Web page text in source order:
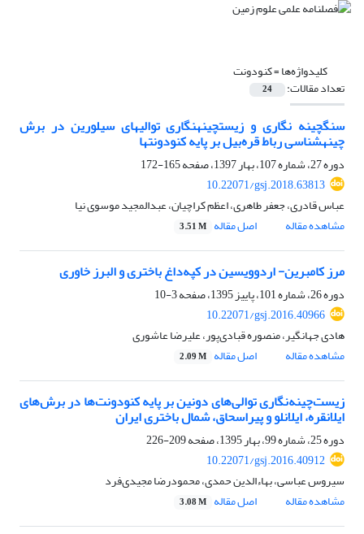
کلیدواژه‌ها =کنودونت
تعداد مقالات: 24
سنگ‎چینه‏ نگاری و زیست‎چینه‎نگاری توالی‎های سیلورین در برش
چینه‎شناسی رباط قره‌بیل بر پایه کنودونت‎ها
دوره 27، شماره 107، بهار 1397، صفحه
165-172
10.22071/gsj.2018.63813
عباس قادری، جعفر طاهری، اعظم کراچیان، عبدالمجید موسوی نیا
مشاهده مقاله
اصل مقاله 3.51 M
مرز کامبرین- اردوویسین در کپه‌داغ باختری و البرز خاوری
دوره 26، شماره 101، پاییز 1395، صفحه
3-10
10.22071/gsj.2016.40966
هادی جهانگیر، منصوره قبادی‌پور، علیرضا عاشوری
مشاهده مقاله
اصل مقاله 2.09 M
زیست‌چینه‌نگاری توالی‌های دونین بر پایه کنودونت‌ها در برش‌های
ایلانقره، ایلانلو و پیراسحاق، شمال باختری ایران
دوره 25، شماره 99، بهار 1395، صفحه
209-226
10.22071/gsj.2016.40912
سیروس عباسی، بهاءالدین حمدی، محمودرضا مجیدی‌فرد
مشاهده مقاله
اصل مقاله 3.08 M